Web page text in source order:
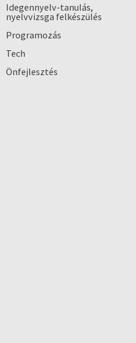
Idegennyelv-tanulás,
nyelvvizsga felkészülés
Programozás
Tech
Önfejlesztés